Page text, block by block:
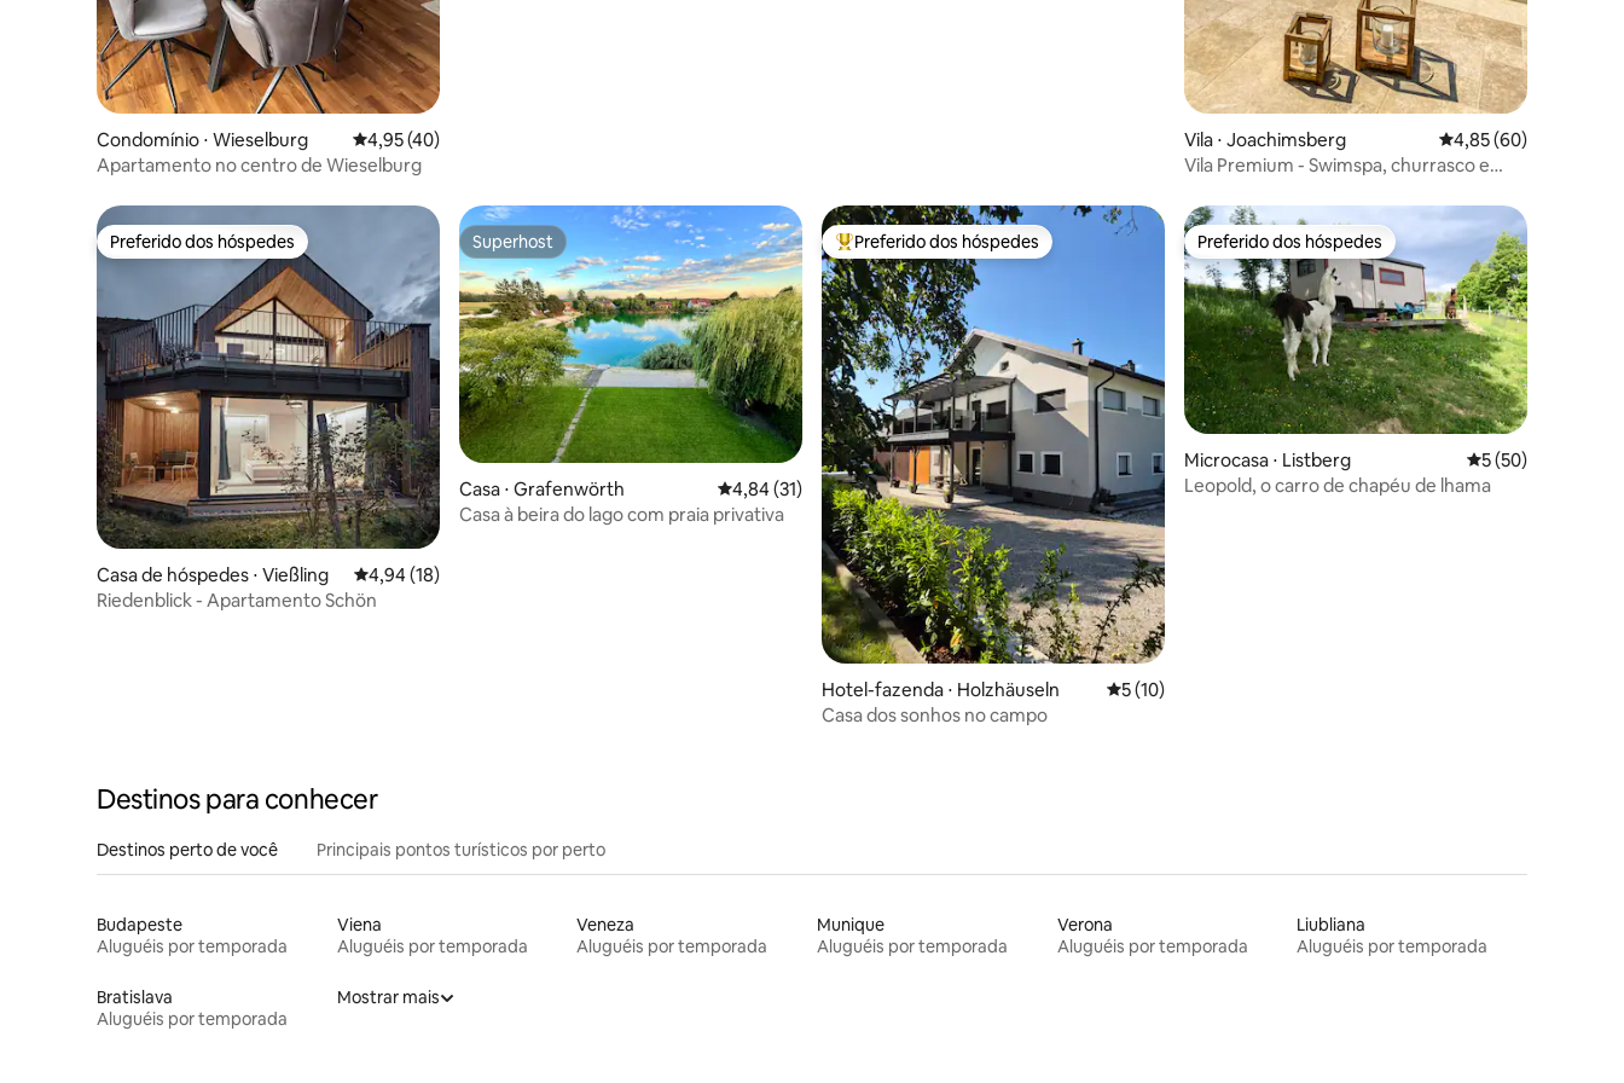
Condomínio ⋅ Wieselburg 4,95 de uma avaliação média de 5, 40 avaliações
4,95 (40)
Apartamento no centro de Wieselburg
Vila ⋅ Joachimsberg 4,85 de uma
4,85 (60)
Vila Premium - Swimspa, churrasco e
Preferido dos hóspedes
Preferido dos hóspedes
Casa de hóspedes ⋅ Vießling 4,94 de uma avaliação média de 5, 18 avaliações
4,94 (18)
Riedenblick - Apartamento Schön
Superhost
Superhost
Casa ⋅ Grafenwörth 4,84 de uma avaliação média de 5, 31 avaliações
4,84 (31)
Casa à beira do lago com praia privativa
Entre os melhores preferidos dos hóspedes
Preferido dos hóspedes
Hotel-fazenda ⋅ Holzhäuseln 5 de uma avaliação média de 5, 10 avaliações
5 (10)
Casa dos sonhos no campo
Preferido dos hóspedes
Preferido dos hóspedes
Microcasa ⋅ Listberg 5 de uma
5 (50)
Leopold, o carro de chapéu de lhama
Destinos para conhecer
Destinos perto de você Principais pontos turísticos por perto
Budapeste
Aluguéis por temporada
Viena
Aluguéis por temporada
Veneza
Aluguéis por temporada
Munique
Aluguéis por temporada
Verona
Aluguéis por temporada
Liubliana
Aluguéis por temporada
Bratislava
Aluguéis por temporada
Mostrar mais